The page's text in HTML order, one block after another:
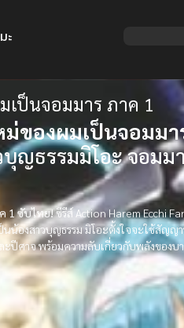
ะ
เป็นจอมมาร ภาค 1
ม่ของผมเป็นจอมมา
ญธรรมมิโอะ จอมม
1 ซับไทย!ซีรีส์ Action Harem Ecchi
นน้องสาวบุญธรรม มิโอะตั้งใจจะใช้สัญ
ะปีศาจ พร้อมความลับเกี่ยวกับพลังของบ